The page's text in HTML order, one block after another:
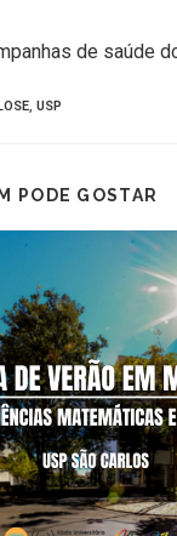
de saúde
USP
PODE GOSTAR